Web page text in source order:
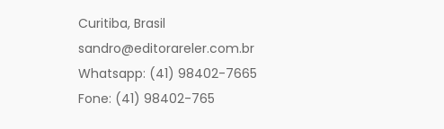
Curitiba, Brasil
sandro@editorareler.com.br
Whatsapp: (41) 98402-7665
Fone: (41) 98402-765